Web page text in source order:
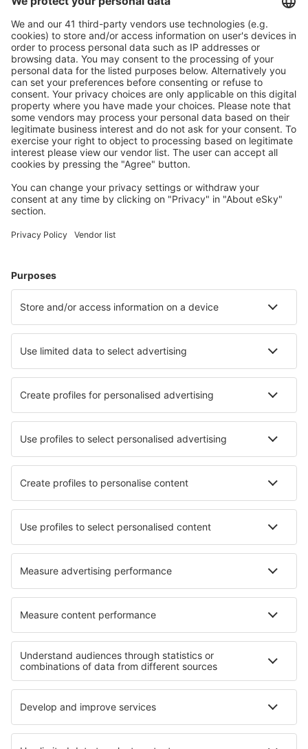
Stáhněte si naši aplikacia plánujte své cesty
pohodlně
Naplánujte si cestu
Letenky
Ubytování
Let+Hotel
Hotely
Transfery
Sportovní události
Přečtěte si více
Garance nejnižší ceny
Mobilní aplikace
Letecké společnosti
Ryanair
Wizz Air
easyJet
Lufthansa
KLM
O eSky
Všeobecné podmínky
Moje rezervace
Politika ochrany soukromí
Podpora a kontakt